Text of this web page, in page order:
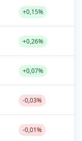
+0,15%
+0,26%
+0,07%
-0,03%
-0,01%